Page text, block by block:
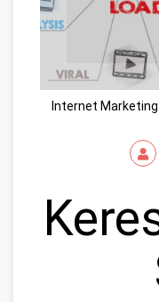
Internet Marketing